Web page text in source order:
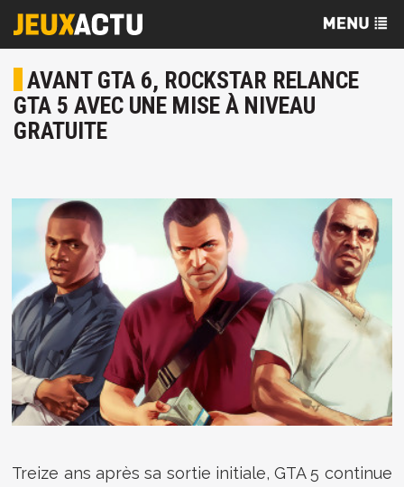
AVANT GTA 6, ROCKSTAR RELANCE
GTA 5 AVEC UNE MISE À NIVEAU
GRATUITE
Treize ans après sa sortie initiale, GTA 5 continue